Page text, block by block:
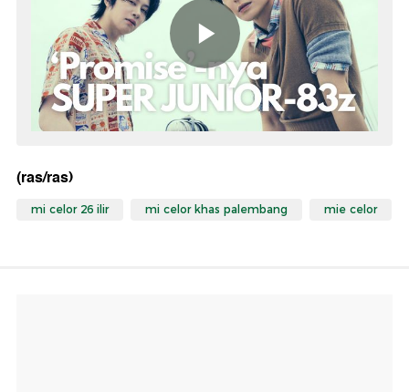
(ras/ras)
mi celor 26 ilir mi celor khas palembang mie celor